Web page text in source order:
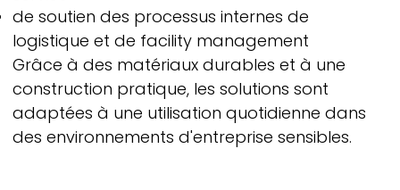
de soutien des processus internes de
logistique et de facility management
Grâce à des matériaux durables et à une
construction pratique, les solutions sont
adaptées à une utilisation quotidienne dans
des environnements d'entreprise sensibles.